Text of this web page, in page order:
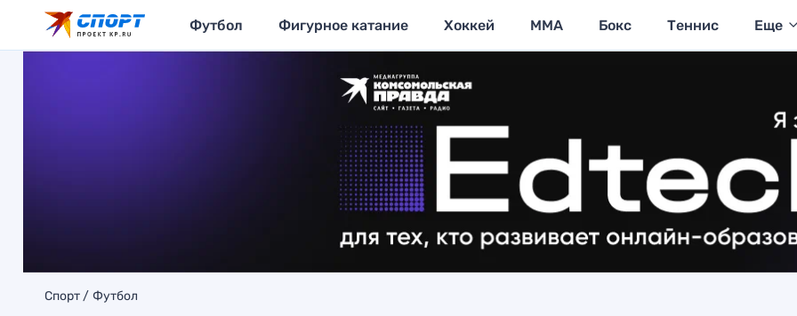
Футбол Фигурное катание Хоккей MMA Бокс Теннис Еще
Спорт Футбол